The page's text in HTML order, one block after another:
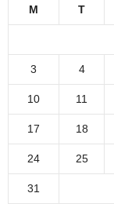
M T
3 4
10 11
17 18
24 25
31